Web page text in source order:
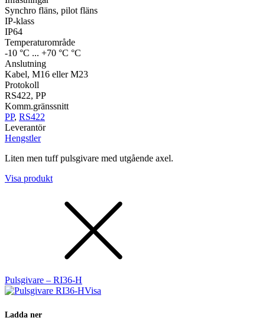
Synchro fläns, pilot fläns
IP-klass
IP64
Temperaturområde
-10 °C ... +70 °C °C
Anslutning
Kabel, M16 eller M23
Protokoll
RS422, PP
Komm.gränssnitt
PP, RS422
Leverantör
Hengstler
Liten men tuff pulsgivare med utgående axel.
Visa produkt
Pulsgivare – RI36-H
Visa
Ladda ner